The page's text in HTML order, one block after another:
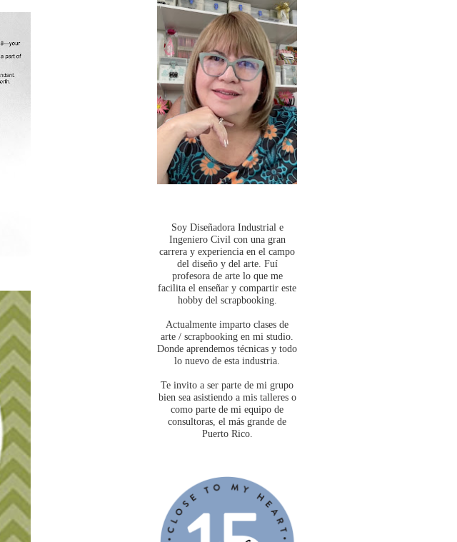
Soy Diseñadora Industrial e
Ingeniero Civil con una gran
carrera y experiencia en el campo
del diseño y del arte. Fuí
profesora de arte lo que me
facilita el enseñar y compartir este
hobby del scrapbooking.
Actualmente imparto clases de
arte / scrapbooking en mi studio.
Donde aprendemos técnicas y todo
lo nuevo de esta industria.
Te invito a ser parte de mi grupo
bien sea asistiendo a mis talleres o
como parte de mi equipo de
consultoras, el más grande de
Puerto Rico.